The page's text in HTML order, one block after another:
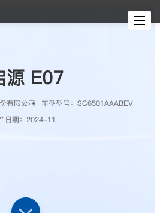
切
换
源 E07
有限公司 车型型号： SC6501AAABEV
日期： 2024-11